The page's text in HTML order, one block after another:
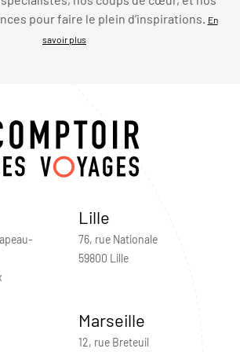
pour faire le plein d’inspirations. En
savoir plus
Lille
76, rue Nationale
59800 Lille
Marseille
12, rue Breteuil